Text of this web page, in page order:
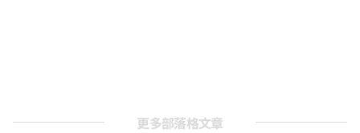
更多部落格文章